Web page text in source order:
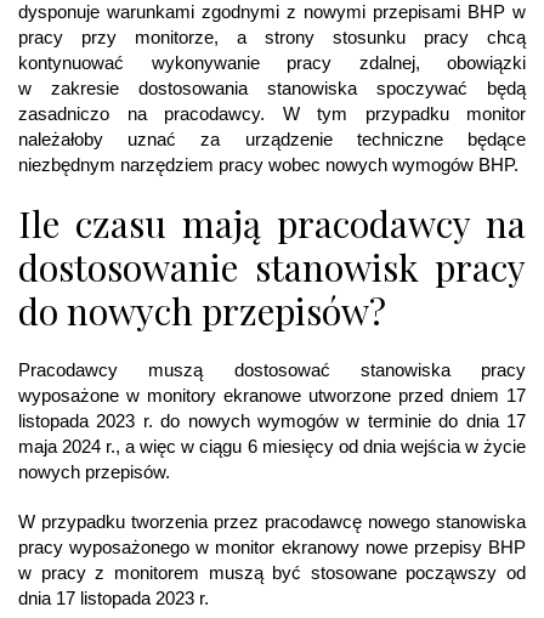
dysponuje warunkami zgodnymi z nowymi przepisami BHP w
pracy przy monitorze, a strony stosunku pracy chcą
kontynuować wykonywanie pracy zdalnej, obowiązki
w zakresie dostosowania stanowiska spoczywać będą
zasadniczo na pracodawcy. W tym przypadku monitor
należałoby uznać za urządzenie techniczne będące
niezbędnym narzędziem pracy wobec nowych wymogów BHP.
Ile czasu mają pracodawcy na
dostosowanie stanowisk pracy
do nowych przepisów?
Pracodawcy muszą dostosować stanowiska pracy
wyposażone w monitory ekranowe utworzone przed dniem 17
listopada 2023 r. do nowych wymogów w terminie do dnia 17
maja 2024 r., a więc w ciągu 6 miesięcy od dnia wejścia w życie
nowych przepisów.
W przypadku tworzenia przez pracodawcę nowego stanowiska
pracy wyposażonego w monitor ekranowy nowe przepisy BHP
w pracy z monitorem muszą być stosowane począwszy od
dnia 17 listopada 2023 r.